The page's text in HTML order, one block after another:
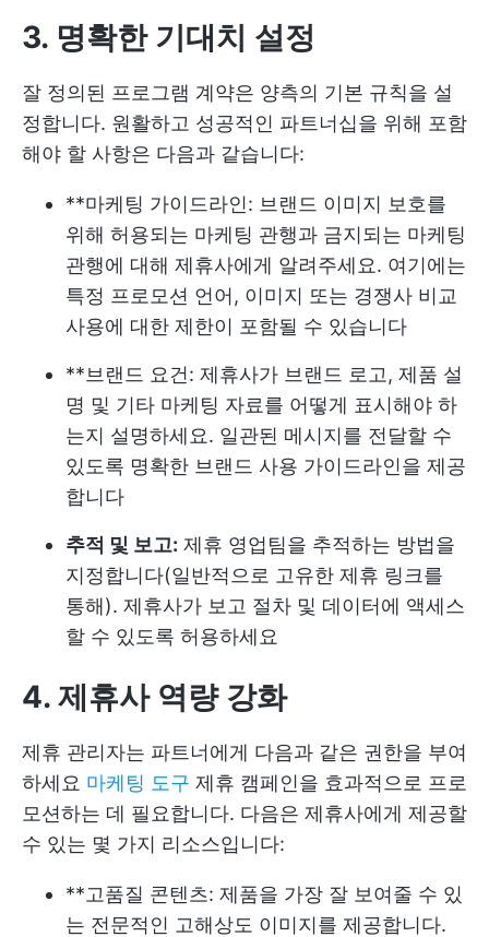
3. 명확한 기대치 설정
잘 정의된 프로그램 계약은 양측의 기본 규칙을 설
정합니다. 원활하고 성공적인 파트너십을 위해 포함
해야 할 사항은 다음과 같습니다:
**마케팅 가이드라인: 브랜드 이미지 보호를
위해 허용되는 마케팅 관행과 금지되는 마케팅
관행에 대해 제휴사에게 알려주세요. 여기에는
특정 프로모션 언어, 이미지 또는 경쟁사 비교
사용에 대한 제한이 포함될 수 있습니다
**브랜드 요건: 제휴사가 브랜드 로고, 제품 설
명 및 기타 마케팅 자료를 어떻게 표시해야 하
는지 설명하세요. 일관된 메시지를 전달할 수
있도록 명확한 브랜드 사용 가이드라인을 제공
합니다
추적 및 보고: 제휴 영업팀을 추적하는 방법을
지정합니다(일반적으로 고유한 제휴 링크를
통해). 제휴사가 보고 절차 및 데이터에 액세스
할 수 있도록 허용하세요
4. 제휴사 역량 강화
제휴 관리자는 파트너에게 다음과 같은 권한을 부여
하세요 마케팅 도구 제휴 캠페인을 효과적으로 프로
모션하는 데 필요합니다. 다음은 제휴사에게 제공할
수 있는 몇 가지 리소스입니다:
**고품질 콘텐츠: 제품을 가장 잘 보여줄 수 있
는 전문적인 고해상도 이미지를 제공합니다.